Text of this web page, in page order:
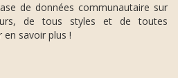
de données communautaire sur
de tous styles et de toutes
en savoir plus !